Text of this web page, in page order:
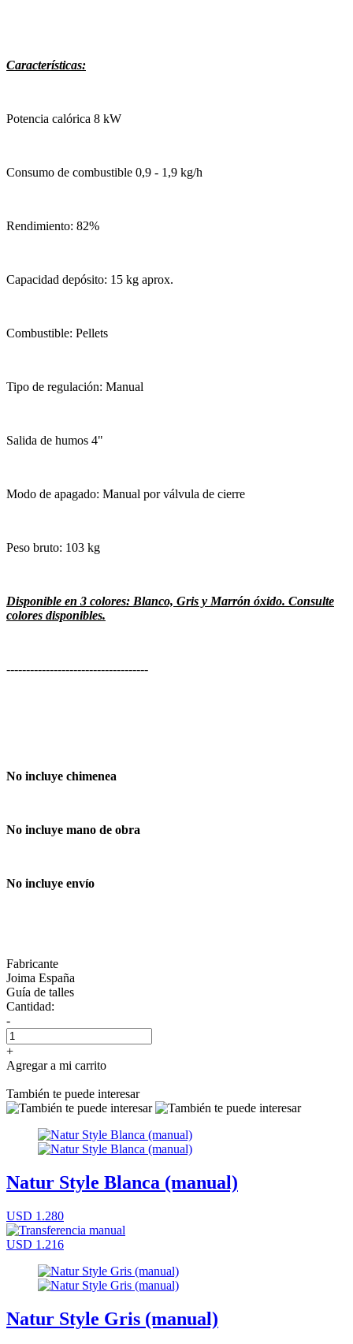
Características:
Potencia calórica 8 kW
Consumo de combustible 0,9 - 1,9 kg/h
Rendimiento: 82%
Capacidad depósito: 15 kg aprox.
Combustible: Pellets
Tipo de regulación: Manual
Salida de humos 4"
Modo de apagado: Manual por válvula de cierre
Peso bruto: 103 kg
Disponible en 3 colores: Blanco, Gris y Marrón óxido. Consulte
colores disponibles.
------------------------------------
No incluye chimenea
No incluye mano de obra
No incluye envío
Fabricante
Joima España
Guía de talles
Cantidad:
-
+
Agregar a mi carrito
También te puede interesar
Natur Style Blanca (manual)
USD 1.280
USD 1.216
Natur Style Gris (manual)